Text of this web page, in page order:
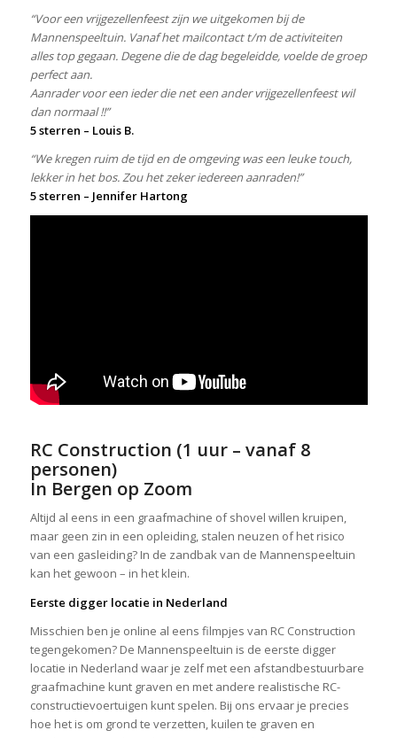
“Voor een vrijgezellenfeest zijn we uitgekomen bij de
Mannenspeeltuin. Vanaf het mailcontact t/m de activiteiten
alles top gegaan. Degene die de dag begeleidde, voelde de groep
perfect aan.
Aanrader voor een ieder die net een ander vrijgezellenfeest wil
dan normaal !!”
5 sterren – Louis B.
“We kregen ruim de tijd en de omgeving was een leuke touch,
lekker in het bos. Zou het zeker iedereen aanraden!”
5 sterren – Jennifer Hartong
RC Construction (1 uur – vanaf 8
personen)
In Bergen op Zoom
Altijd al eens in een graafmachine of shovel willen kruipen,
maar geen zin in een opleiding, stalen neuzen of het risico
van een gasleiding? In de zandbak van de Mannenspeeltuin
kan het gewoon – in het klein.
Eerste digger locatie in Nederland
Misschien ben je online al eens filmpjes van RC Construction
tegengekomen? De Mannenspeeltuin is de eerste digger
locatie in Nederland waar je zelf met een afstandbestuurbare
graafmachine kunt graven en met andere realistische RC-
constructievoertuigen kunt spelen. Bij ons ervaar je precies
hoe het is om grond te verzetten, kuilen te graven en